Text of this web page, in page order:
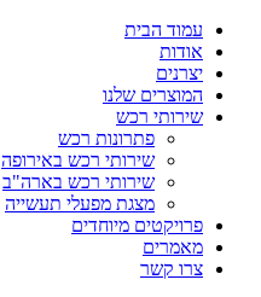
עמוד הבית
אודות
יצרנים
המוצרים שלנו
שירותי רכש
פתרונות רכש
שירותי רכש באירופה
שירותי רכש בארה"ב
מצגת מפעלי תעשייה
פרויקטים מיוחדים
מאמרים
צרו קשר